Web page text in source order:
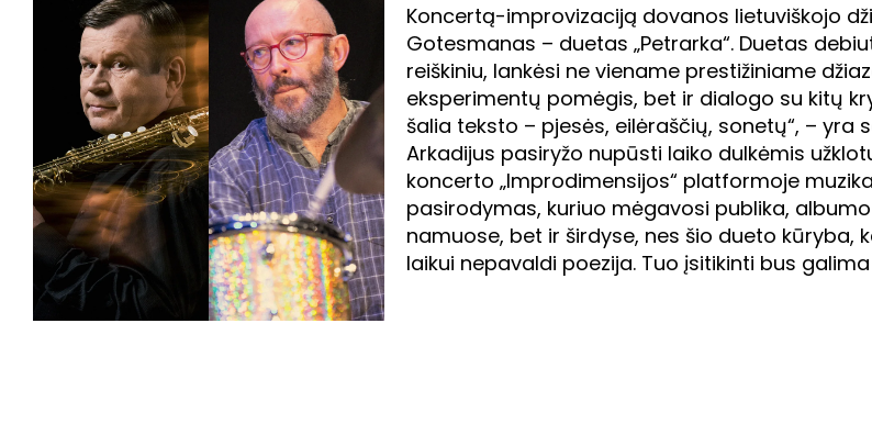
Koncertą-improvizaciją dovanos lietuviškojo
Gotesmanas – duetas „Petrarka“. Duetas
reiškiniu, lankėsi ne viename prestižiniame
eksperimentų pomėgis, bet ir dialogo su kitų
šalia teksto – pjesės, eilėraščių, sonetų“, – yra
Arkadijus pasiryžo nupūsti laiko dulkėmis
koncerto „Improdimensijos“ platformoje
pasirodymas, kuriuo mėgavosi publika,
namuose, bet ir širdyse, nes šio dueto kūryba,
laikui nepavaldi poezija. Tuo įsitikinti bus